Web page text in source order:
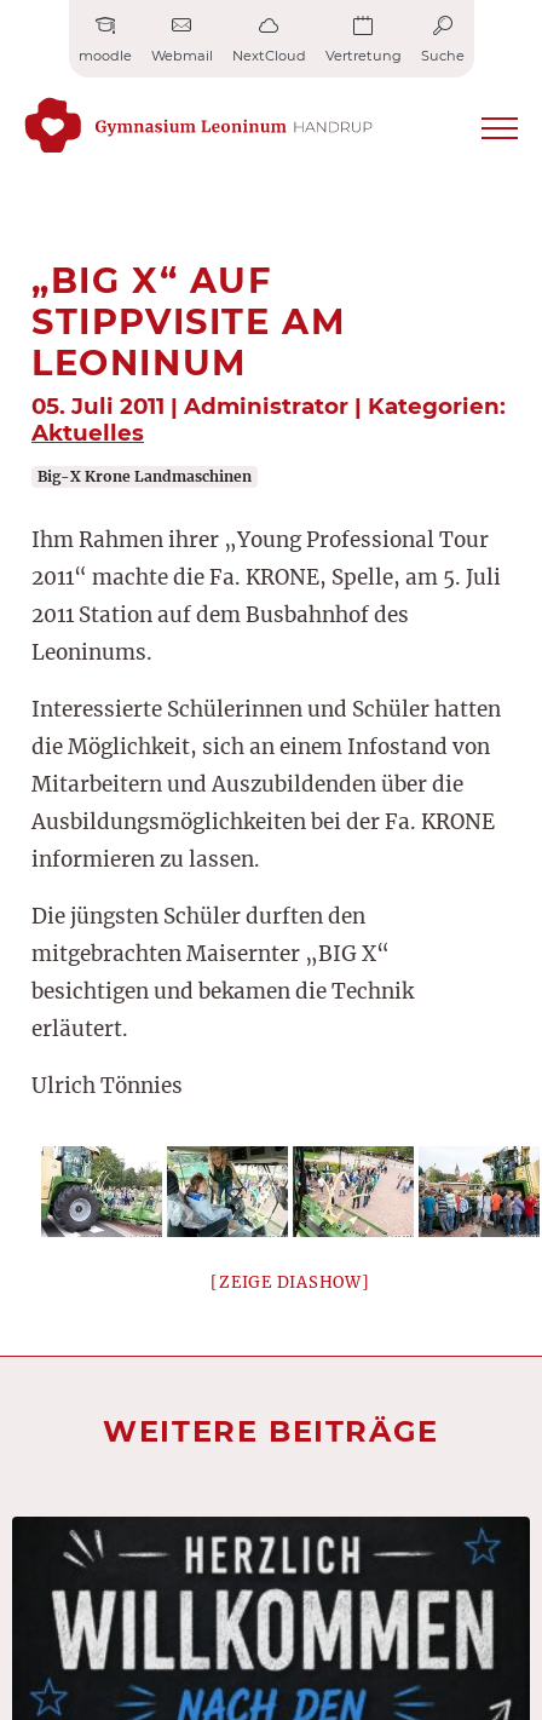
moodle Webmail NextCloud Vertretung Suche
„BIG X“ AUF
STIPPVISITE AM
LEONINUM
05. Juli 2011 | Administrator | Kategorien:
Aktuelles
Big-X Krone Landmaschinen
Ihm Rahmen ihrer „Young Professional Tour
2011“ machte die Fa. KRONE, Spelle, am 5. Juli
2011 Station auf dem Busbahnhof des
Leoninums.
Interessierte Schülerinnen und Schüler hatten
die Möglichkeit, sich an einem Infostand von
Mitarbeitern und Auszubildenden über die
Ausbildungsmöglichkeiten bei der Fa. KRONE
informieren zu lassen.
Die jüngsten Schüler durften den
mitgebrachten Maisernter „BIG X“
besichtigen und bekamen die Technik
erläutert.
Ulrich Tönnies
[ZEIGE DIASHOW]
WEITERE BEITRÄGE